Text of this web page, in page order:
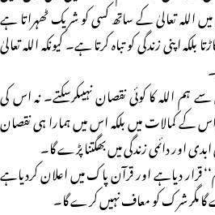
اللہ تعالیٰ کے ساتھ کسی کو شریک ٹھہراتا ہے
بلکہ اپنی زندگی کو تباہ کرتا ہے۔ کیونکہ اللہ تعالیٰ
ہم اللہ کا کوئی نقصان نہیںکرسکتے۔ نہ اس کی
کے کمالات میں بلکہ اس میں ہمارا ہی نقصان
اور دائمی زندگی میں بھگتنا پڑے گا۔
قرار دیاہے اور قرآن پاک میں اعلان کردیاہے
گا مگر شرک کو معاف نہیں کرے گا۔